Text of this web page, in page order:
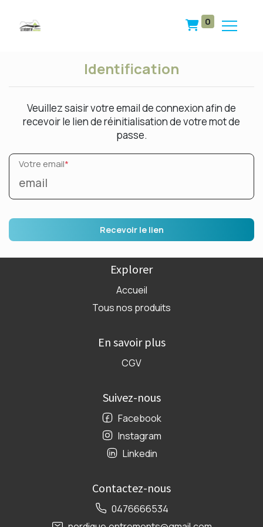
0
Identification
Veuillez saisir votre email de connexion afin de
recevoir le lien de réinitialisation de votre mot de
passe.
Votre email*
Recevoir le lien
Explorer
Accueil
Tous nos produits
En savoir plus
CGV
Suivez-nous
Facebook
Instagram
Linkedin
Contactez-nous
0476666534